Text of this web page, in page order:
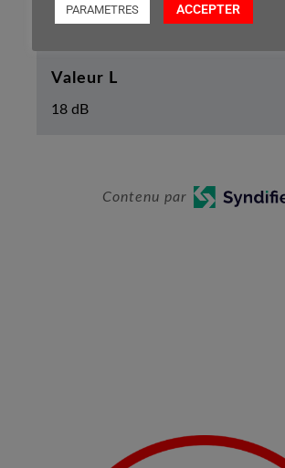
27 dB
Valeur L
18 dB
Contenu par
PARAMETRES ACCEPTER